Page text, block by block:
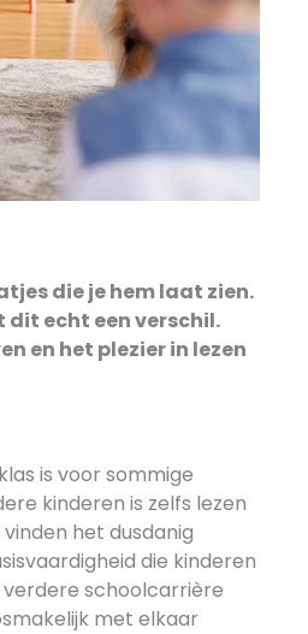
die je hem laat zien.
dit echt een verschil.
en het plezier in lezen
is voor sommige
kinderen is zelfs lezen
het dusdanig
die kinderen
verdere schoolcarrière
met elkaar